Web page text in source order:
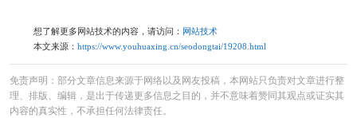
想了解更多网站技术的内容，请访问： 网站技术
本文来源： https://www.youhuaxing.cn/seodongtai/19208.html
免责声明：部分文章信息来源于网络以及网友投稿，本网站只负责对文章进行整
理、排版、编辑，是出于传递更多信息之目的，并不意味着赞同其观点或证实其
内容的真实性，不承担任何法律责任。